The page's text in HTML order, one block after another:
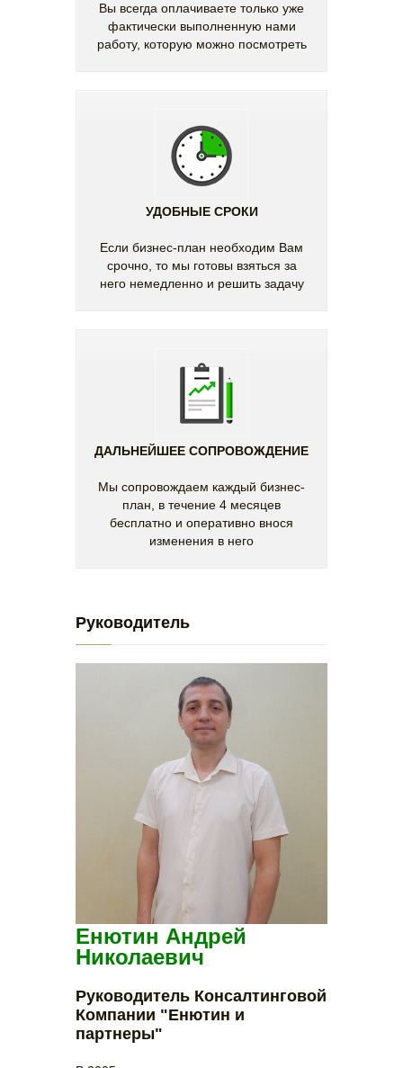
Вы всегда оплачиваете только уже
фактически выполненную нами
работу, которую можно посмотреть
УДОБНЫЕ СРОКИ
Если бизнес-план необходим Вам
срочно, то мы готовы взяться за
него немедленно и решить задачу
ДАЛЬНЕЙШЕЕ СОПРОВОЖДЕНИЕ
Мы сопровождаем каждый бизнес-
план, в течение 4 месяцев
бесплатно и оперативно внося
изменения в него
Руководитель
Енютин Андрей
Николаевич
Руководитель Консалтинговой
Компании "Енютин и
партнеры"